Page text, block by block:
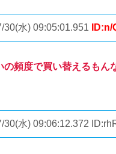
30(水) 09:05:01.951
の頻度で買い替えるもん
30(水) 09:06:12.372